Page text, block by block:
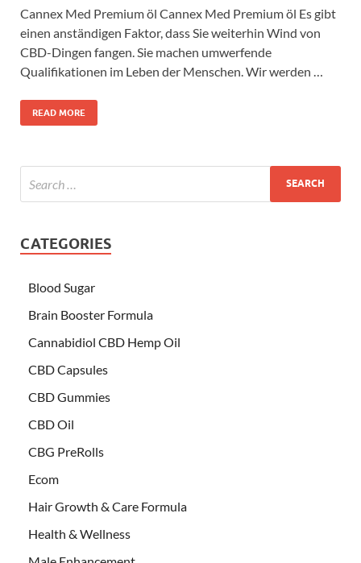
Cannex Med Premium öl Cannex Med Premium öl Es gibt
einen anständigen Faktor, dass Sie weiterhin Wind von
CBD-Dingen fangen. Sie machen umwerfende
Qualifikationen im Leben der Menschen. Wir werden …
READ MORE
CATEGORIES
Blood Sugar
Brain Booster Formula
Cannabidiol CBD Hemp Oil
CBD Capsules
CBD Gummies
CBD Oil
CBG PreRolls
Ecom
Hair Growth & Care Formula
Health & Wellness